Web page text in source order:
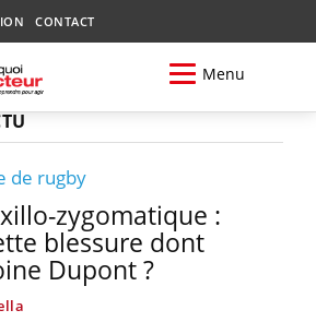
CONTACT
Menu
de rugby
zygomatique :
blessure dont
Dupont ?